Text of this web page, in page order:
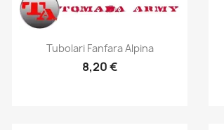
Anteprima
Tubolari Fanfara Alpina
8,20 €